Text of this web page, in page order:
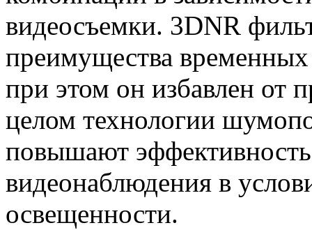
видеосъемки. 3DNR
преимущества
при этом он избавлен от
целом технологии
повышают
видеонаблюдения в
освещенности.